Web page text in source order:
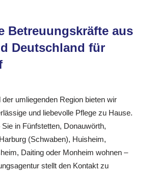
Betreuungskräfte aus
Deutschland für
der umliegenden Region bieten wir
und liebevolle Pflege zu Hause.
in Fünfstetten, Donauwörth,
(Schwaben), Huisheim,
Daiting oder Monheim wohnen –
stellt den Kontakt zu